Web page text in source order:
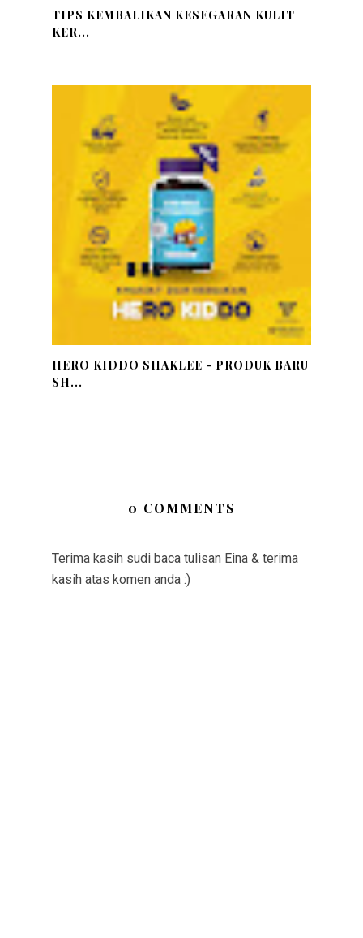
TIPS KEMBALIKAN KESEGARAN KULIT
KER...
HERO KIDDO SHAKLEE - PRODUK BARU
SH...
0 COMMENTS
Terima kasih sudi baca tulisan Eina & terima
kasih atas komen anda :)